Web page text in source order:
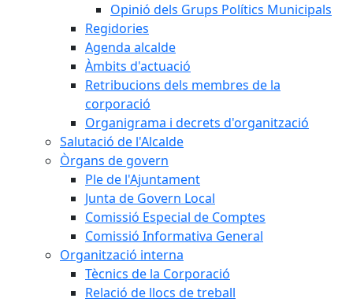
Opinió dels Grups Polítics Municipals
Regidories
Agenda alcalde
Àmbits d'actuació
Retribucions dels membres de la
corporació
Organigrama i decrets d'organització
Salutació de l'Alcalde
Òrgans de govern
Ple de l'Ajuntament
Junta de Govern Local
Comissió Especial de Comptes
Comissió Informativa General
Organització interna
Tècnics de la Corporació
Relació de llocs de treball